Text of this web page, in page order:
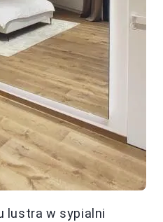
lustra w sypialni